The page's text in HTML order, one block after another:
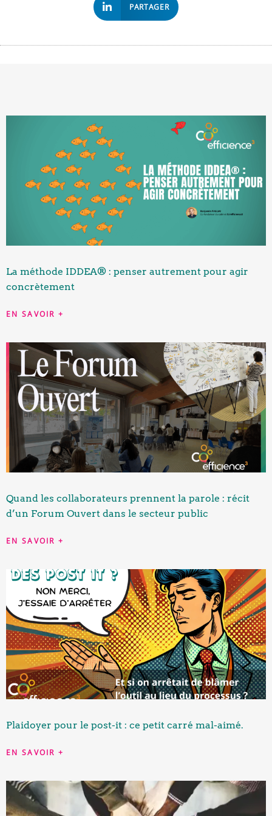
PARTAGER
La méthode IDDEA® : penser autrement pour agir
concrètement
EN SAVOIR +
Quand les collaborateurs prennent la parole : récit
d’un Forum Ouvert dans le secteur public
EN SAVOIR +
Plaidoyer pour le post-it : ce petit carré mal-aimé.
EN SAVOIR +